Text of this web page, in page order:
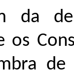
da